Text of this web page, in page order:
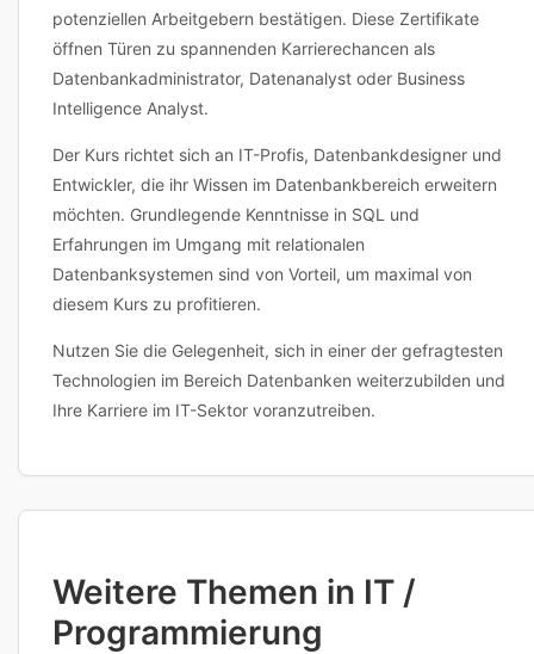
potenziellen Arbeitgebern bestätigen. Diese Zertifikate
öffnen Türen zu spannenden Karrierechancen als
Datenbankadministrator, Datenanalyst oder Business
Intelligence Analyst.
Der Kurs richtet sich an IT-Profis, Datenbankdesigner und
Entwickler, die ihr Wissen im Datenbankbereich erweitern
möchten. Grundlegende Kenntnisse in SQL und
Erfahrungen im Umgang mit relationalen
Datenbanksystemen sind von Vorteil, um maximal von
diesem Kurs zu profitieren.
Nutzen Sie die Gelegenheit, sich in einer der gefragtesten
Technologien im Bereich Datenbanken weiterzubilden und
Ihre Karriere im IT-Sektor voranzutreiben.
Weitere Themen in IT /
Programmierung